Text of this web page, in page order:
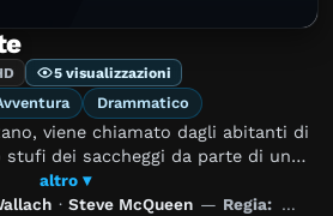
5 visualizzazioni
Drammatico
viene chiamato dagli abitanti di
stufi dei saccheggi da parte di un
Chris ingaggia così altri uomini
nel primo scontro con i balordi,
altro ▾
· Steve McQueen — Regia: John